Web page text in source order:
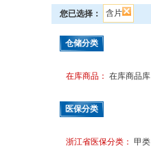
您已选择： 含片
仓储分类
在库商品： 在库商品库
医保分类
浙江省医保分类： 甲类